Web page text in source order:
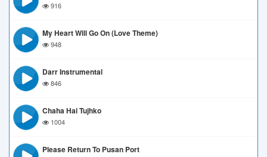
916
My Heart Will Go On (love Theme)
948
Darr Instrumental
846
Chaha Hai Tujhko
1004
Please Return To Pusan Port